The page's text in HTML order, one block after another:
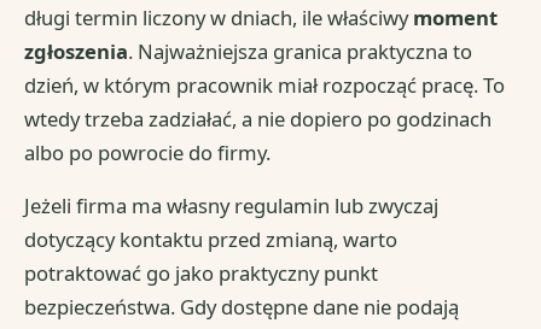
długi termin liczony w dniach, ile właściwymoment
zgłoszenia. Najważniejsza granica praktyczna to
dzień, w którym pracownik miał rozpocząć pracę. To
wtedy trzeba zadziałać, a nie dopiero po godzinach
albo po powrocie do firmy.
Jeżeli firma ma własny regulamin lub zwyczaj
dotyczący kontaktu przed zmianą, warto
potraktować go jako praktyczny punkt
bezpieczeństwa. Gdy dostępne dane nie podają